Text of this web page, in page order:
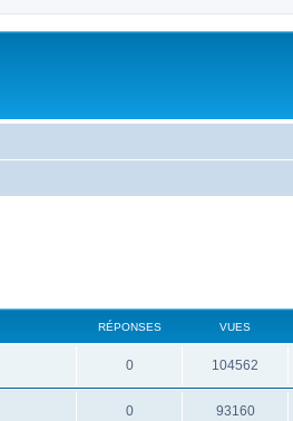
RÉPONSES VUES
0 104562
0 93160